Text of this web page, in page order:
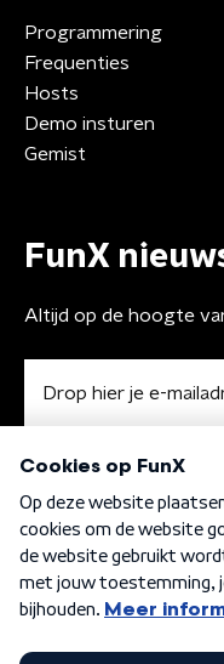
Programmering
Frequenties
Hosts
Demo insturen
Gemist
FunX
Altijd op de hoogte
Algemene